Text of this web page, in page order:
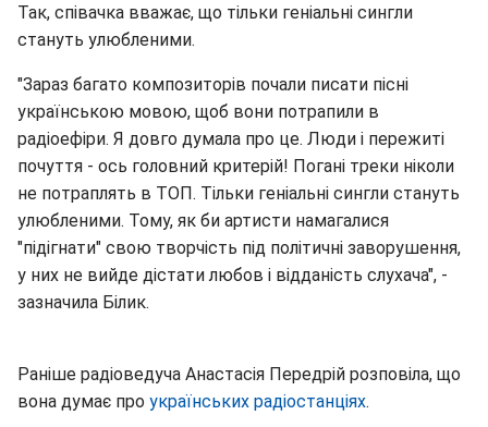
Так, співачка вважає, що тільки геніальні сингли
стануть улюбленими.
"Зараз багато композиторів почали писати пісні
українською мовою, щоб вони потрапили в
радіоефіри. Я довго думала про це. Люди і пережиті
почуття - ось головний критерій! Погані треки ніколи
не потраплять в ТОП. Тільки геніальні сингли стануть
улюбленими. Тому, як би артисти намагалися
"підігнати" свою творчість під політичні заворушення,
у них не вийде дістати любов і відданість слухача", -
зазначила Білик.
Раніше радіоведуча Анастасія Передрій розповіла, що
вона думає про українських радіостанціях.